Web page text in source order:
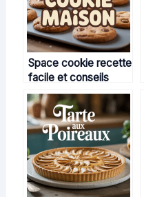
Space cookie recette
facile et conseils
pour réussir chez
vous